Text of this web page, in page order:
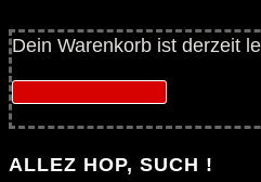
Dein Warenkorb ist derzeit
ALLEZ HOP, SUCH !